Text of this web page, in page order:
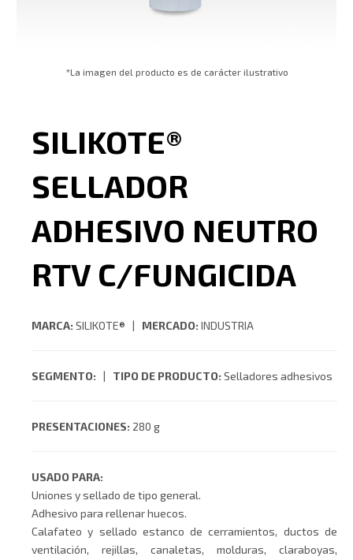
*La imagen del producto es de carácter ilustrativo
SILIKOTE®
SELLADOR
ADHESIVO NEUTRO
RTV C/FUNGICIDA
MARCA: SILIKOTE® | MERCADO: INDUSTRIA
SEGMENTO: TIPO DE PRODUCTO: Selladores adhesivos
PRESENTACIONES: 280 g
USADO PARA:
Uniones y sellado de tipo general.
Adhesivo para rellenar huecos.
Calafateo y sellado estanco de cerramientos, ductos de
ventilación, rejillas, canaletas, molduras, claraboyas,